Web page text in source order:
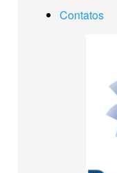
Contatos